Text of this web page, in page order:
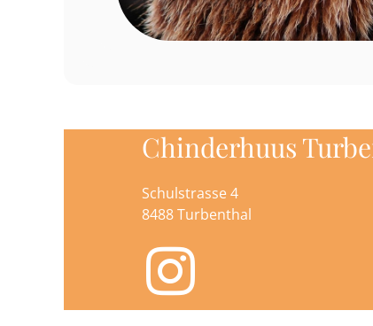
Chinderhuus
Schulstrasse 4
8488 Turbenthal
